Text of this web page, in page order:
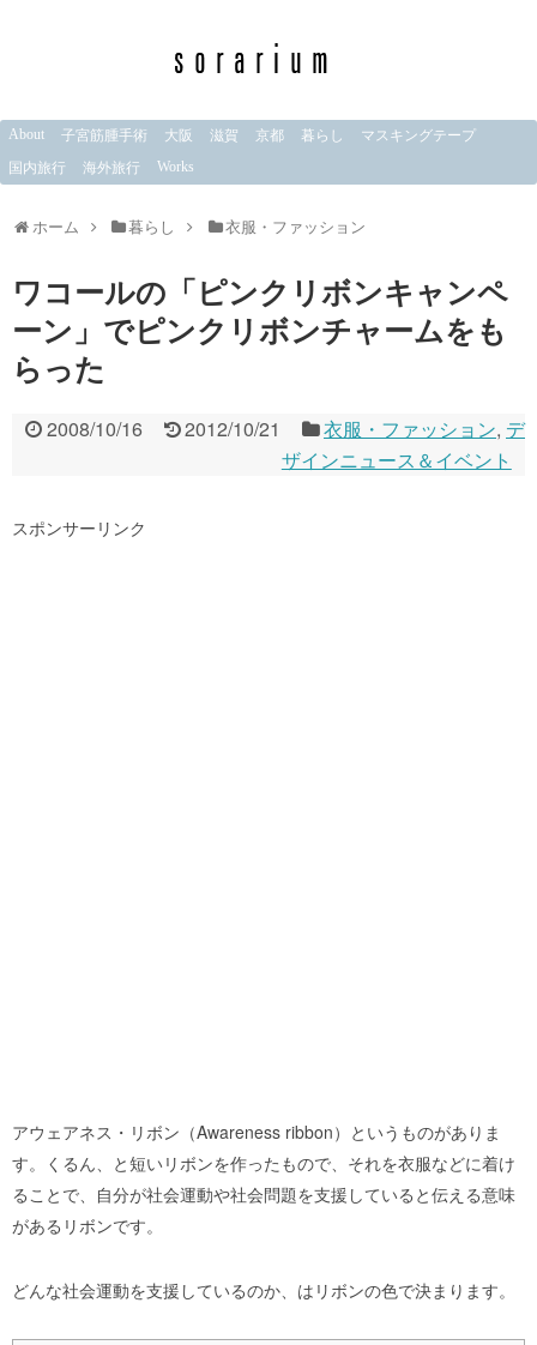
About 子宮筋腫手術 大阪 滋賀 京都 暮らし
マスキングテープ
国内旅行
海外旅行 Works
ホーム 暮らし 衣服・ファッション
ワコールの「ピンクリボンキャンペ
ーン」でピンクリボンチャームをも
らった
2008/10/16 2012/10/21 衣服・ファッション, デ
ザインニュース＆イベント
スポンサーリンク
アウェアネス・リボン（Awareness ribbon）というものがありま
す。くるん、と短いリボンを作ったもので、それを衣服などに着け
ることで、自分が社会運動や社会問題を支援していると伝える意味
があるリボンです。
どんな社会運動を支援しているのか、はリボンの色で決まります。